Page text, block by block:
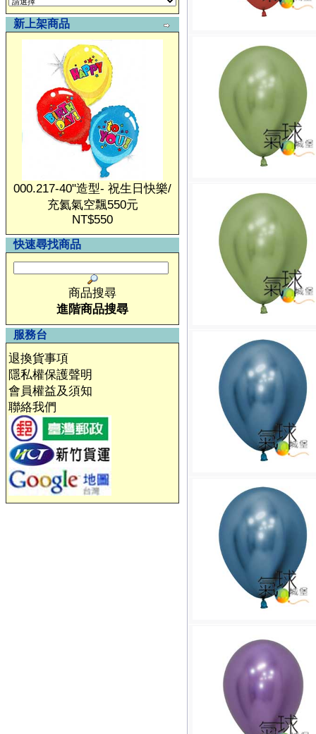
新上架商品
000.217-40"造型- 祝生日快樂/
充氦氣空飄550元
NT$550
快速尋找商品
商品搜尋
進階商品搜尋
服務台
退換貨事項
隱私權保護聲明
會員權益及須知
聯絡我們